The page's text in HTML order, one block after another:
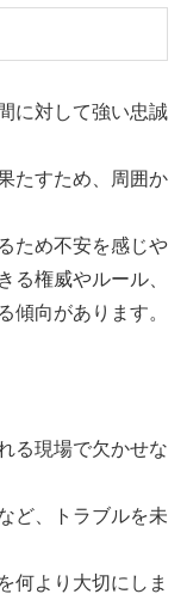
に対して強い忠誠
たすため、周囲か
ため不安を感じや
る権威やルール、
傾向があります。
る現場で欠かせな
ど、トラブルを未
何より大切にしま